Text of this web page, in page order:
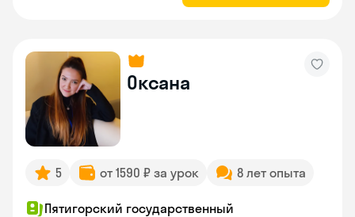
Оксана
5 от 1590 ₽ за урок 8 лет опыта
Пятигорский государственный